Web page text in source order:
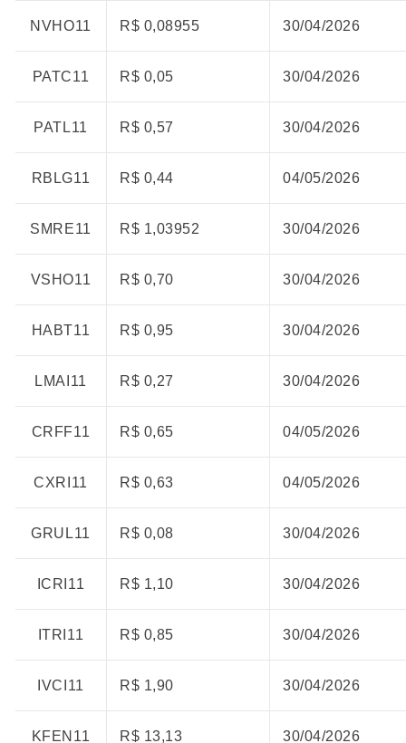
NVHO11 R$ 0,08955 30/04/2026
PATC11 R$ 0,05 30/04/2026
PATL11 R$ 0,57 30/04/2026
RBLG11 R$ 0,44 04/05/2026
SMRE11 R$ 1,03952 30/04/2026
VSHO11 R$ 0,70 30/04/2026
HABT11 R$ 0,95 30/04/2026
LMAI11 R$ 0,27 30/04/2026
CRFF11 R$ 0,65 04/05/2026
CXRI11 R$ 0,63 04/05/2026
GRUL11 R$ 0,08 30/04/2026
ICRI11 R$ 1,10 30/04/2026
ITRI11 R$ 0,85 30/04/2026
IVCI11 R$ 1,90 30/04/2026
KFEN11 R$ 13,13 30/04/2026